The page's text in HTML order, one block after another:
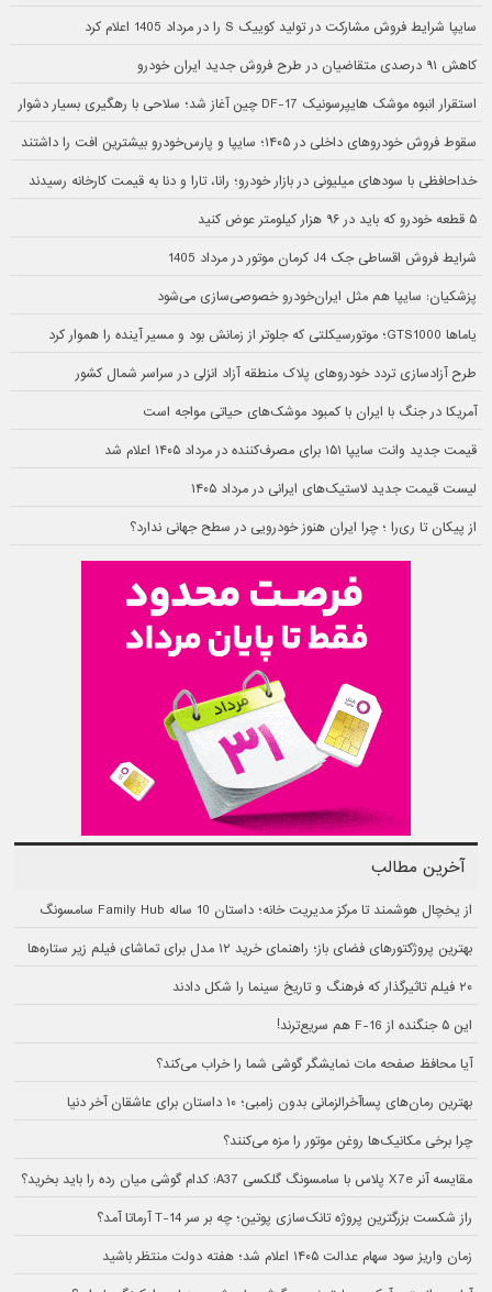
سایپا شرایط فروش مشارکت در تولید کوییک S را در مرداد 1405 اعلام کرد
کاهش ۹۱ درصدی متقاضیان در طرح فروش جدید ایران خودرو
استقرار انبوه موشک هایپرسونیک DF-17 چین آغاز شد؛ سلاحی با رهگیری بسیار دشوار
سقوط فروش خودروهای داخلی در ۱۴۰۵؛ سایپا و پارس‌خودرو بیشترین افت را داشتند
خداحافظی با سودهای میلیونی در بازار خودرو؛ رانا، تارا و دنا به قیمت کارخانه رسیدند
۵ قطعه خودرو که باید در ۹۶ هزار کیلومتر عوض کنید
شرایط فروش اقساطی جک J4 کرمان موتور در مرداد 1405
پزشکیان: سایپا هم مثل ایران‌خودرو خصوصی‌سازی می‌شود
یاماها GTS1000؛ موتورسیکلتی که جلوتر از زمانش بود و مسیر آینده را هموار کرد
طرح آزادسازی تردد خودروهای پلاک منطقه آزاد انزلی در سراسر شمال کشور
آمریکا در جنگ با ایران با کمبود موشک‌های حیاتی مواجه است
قیمت جدید وانت سایپا ۱۵۱ برای مصرف‌کننده در مرداد ۱۴۰۵ اعلام شد
لیست قیمت جدید لاستیک‌های ایرانی در مرداد ۱۴۰۵
از پیکان تا ری‌را ؛ چرا ایران هنوز خودرویی در سطح جهانی ندارد؟
آخرین مطالب
از یخچال هوشمند تا مرکز مدیریت خانه؛ داستان 10 ساله Family Hub سامسونگ
بهترین پروژکتورهای فضای باز؛ راهنمای خرید ۱۲ مدل برای تماشای فیلم زیر ستاره‌ها
۲۰ فیلم تاثیرگذار که فرهنگ و تاریخ سینما را شکل دادند
این ۵ جنگنده از F-16 هم سریع‌ترند!
آیا محافظ صفحه مات نمایشگر گوشی شما را خراب می‌کند؟
بهترین رمان‌های پسا‌آخرالزمانی بدون زامبی؛ ۱۰ داستان برای عاشقان آخر دنیا
چرا برخی مکانیک‌ها روغن موتور را مزه می‌کنند؟
مقایسه آنر X7e پلاس با سامسونگ گلکسی A37: کدام گوشی میان رده را باید بخرید؟
راز شکست بزرگترین پروژه تانک‌سازی پوتین؛ چه بر سر T-14 آرماتا آمد؟
زمان واریز سود سهام عدالت ۱۴۰۵ اعلام شد؛ هفته دولت منتظر باشید